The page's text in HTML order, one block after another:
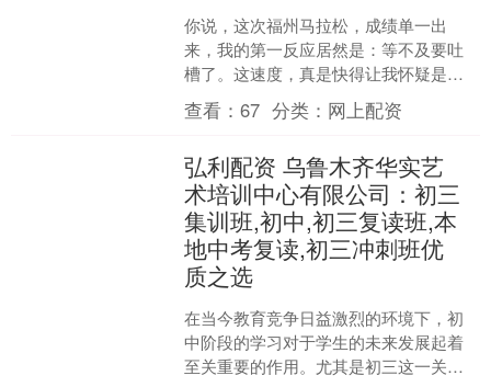
你说，这次福州马拉松，成绩单一出
来，我的第一反应居然是：等不及要吐
槽了。这速度，真是快得让我怀疑是不
是提前批复好了证书，还是官方会不会
暗中发放“最快到账奖”给我....
查看：67 分类： 网上配资
弘利配资 乌鲁木齐华实艺
术培训中心有限公司：初三
集训班,初中,初三复读班,本
地中考复读,初三冲刺班优
质之选
在当今教育竞争日益激烈的环境下，初
中阶段的学习对于学生的未来发展起着
至关重要的作用。尤其是初三这一关键